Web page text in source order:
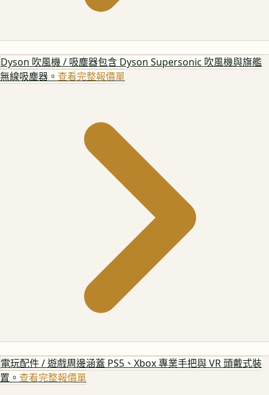
Dyson 吹風機 / 吸塵器包含 Dyson Supersonic 吹風機與旗艦
無線吸塵器。 查看完整報價單
電玩配件 / 遊戲周邊涵蓋 PS5、Xbox 專業手把與 VR 頭戴式裝
置。 查看完整報價單